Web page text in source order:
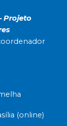
Projeto
(online)